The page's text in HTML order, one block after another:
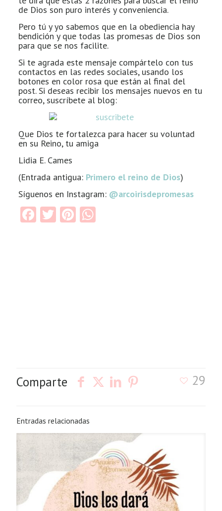
de Dios son puro interés y conveniencia.
Pero tú y yo sabemos que en la obediencia hay
bendición y que todas las promesas de Dios son
para que se nos facilite.
Si te agrada este mensaje compártelo con tus
contactos en las redes sociales, usando los
botones en color rosa que están al final del
post. Si deseas recibir los mensajes nuevos en tu
correo, suscríbete al blog:
Que Dios te fortalezca para hacer su voluntad
en su Reino, tu amiga
Lidia E. Cames
(Entrada antigua: Primero el reino de Dios)
Síguenos en Instagram: @arcoirisdepromesas
Facebook
TwitterPinterest
WhatsApp
Comparte 29
Entradas relacionadas